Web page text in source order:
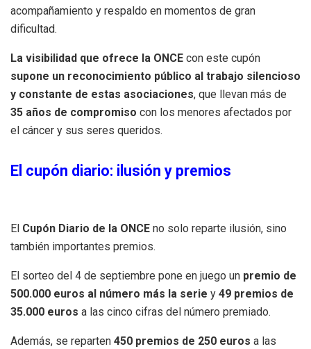
acompañamiento y respaldo en momentos de gran
dificultad.
La visibilidad que ofrece la ONCE con este cupón
supone un reconocimiento público al trabajo silencioso
y constante de estas asociaciones, que llevan más de
35 años de compromiso con los menores afectados por
el cáncer y sus seres queridos.
El cupón diario: ilusión y premios
El Cupón Diario de la ONCE no solo reparte ilusión, sino
también importantes premios.
El sorteo del 4 de septiembre pone en juego un premio de
500.000 euros al número más la serie y 49 premios de
35.000 euros a las cinco cifras del número premiado.
Además, se reparten 450 premios de 250 euros a las